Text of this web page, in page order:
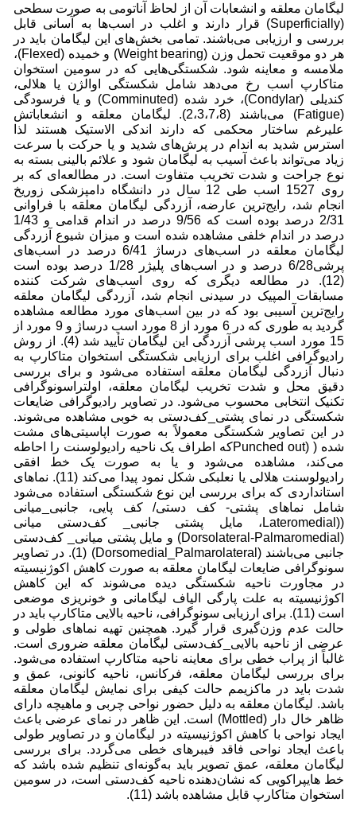
لیگامان معلقه و انشعابات آن از لحاظ آناتومی به صورت سطحی
(Superficially) قرار دارند و اغلب در اسب‌ها به آسانی قابل
بررسی و ارزیابی می‌باشند. تمامی بخش‌های این لیگامان باید در
هر دو موقعیت تحمل وزن (Weight bearing) و خمیده (Flexed)،
ملامسه و معاینه شود. شکستگی‌هایی که در سومین استخوان
متاکارپ اسب رخ می‌دهد شامل شکستگی اوالژن یا هلالی،
کندیلی (Condylar)، خرد شده (Comminuted) و یا فرسودگی
(Fatigue) می‌باشند (2،3،7،8). لیگامان معلقه و انشعاباتش
علیرغم ساختار محکمی که دارند اندکی الاستیک هستند لذا
استرس شدید به اندام در پرش‌های شدید و یا حرکت با سرعت
زیاد می‌تواند باعث آسیب به لیگامان شود و علائم بالینی بسته به
نوع جراحت و شدت تخریب متفاوت است. در مطالعه‌ای که بر
روی 1527 اسب طی 12 سال در دانشگاه دامپزشکی زوریخ
انجام شد، رایج‌ترین عارضه، آزردگی لیگامان معلقه با فراوانی
2/31 درصد بوده است که 9/56 درصد در اندام قدامی و 1/43
درصد در اندام خلفی مشاهده شده ‌است و میزان شیوع آزردگی
لیگامان معلقه در اسب‌های درساژ 6/41 درصد در اسب‌های
پرشی6/28 درصد و در اسب‌های پلیژر 1/28 درصد بوده است
(12). در مطالعه دیگری که روی اسب‌های شرکت کننده
مسابقات المپیک در سیدنی انجام شد، آزردگی لیگامان معلقه
رایج‌ترین آسیبی بود که در بین اسب‌های مورد مطالعه مشاهده
گردید به طوری که در 6 مورد از 8 مورد اسب درساژ و 9 مورد از
15 مورد اسب پرشی آزردگی این لیگامان تأیید شد (4). از روش
رادیوگرافی اغلب برای ارزیابی شکستگی استخوان متاکارپ به
دنبال آزردگی لیگامان معلقه استفاده می‌شود و برای بررسی
دقیق محل و شدت تخریب لیگامان معلقه، اولتراسونوگرافی
تکنیک انتخابی محسوب می‌شود. در تصاویر رادیوگرافی ضایعات
شکستگی در نمای پشتی_کف‌دستی به خوبی مشاهده می‌شوند.
در این تصاویر شکستگی معمولاً به صورت اپاسیتی‌های مشت
شده ( (Punched outکه اطراف یک ناحیه رادیولوسنت را احاطه
می‌کند، مشاهده می‌شود و یا به صورت یک خط افقی
رادیولوسنت هلالی یا نعلبکی شکل نمود پیدا می‌کند (11). نماهای
استانداردی که برای بررسی این نوع شکستگی استفاده می‌شود
شامل نماهای پشتی- کف دستی/ کف پایی، جانبی_میانی
((Lateromedial، مایل پشتی جانبی_ کف‌دستی میانی
(Dorsolateral-Palmaromedial) و مایل پشتی میانی_ کف‌دستی
جانبی می‌باشند (Dorsomedial_Palmarolateral) (1). در تصاویر
سونوگرافی ضایعات لیگامان معلقه به صورت کاهش اکوژنیسیته
در مجاورت ناحیه شکستگی دیده می‌شوند که این کاهش
اکوژنیسیته به علت پارگی الیاف لیگامانی و خونریزی موضعی
است (11). برای ارزیابی سونوگرافی، ناحیه بالایی متاکارپ باید در
حالت عدم وزن‌گیری قرار گیرد. همچنین تهیه نماهای طولی و
عرضی از ناحیه بالایی_کف‌دستی لیگامان معلقه ضروری است.
غالباً از پراب خطی برای معاینه ناحیه متاکارپ استفاده می‌شود.
برای بررسی لیگامان معلقه، فرکانس، ناحیه کانونی، عمق و
شدت باید در ماکزیمم حالت کیفی برای نمایش لیگامان معلقه
باشد. لیگامان معلقه به دلیل حضور نواحی چربی و ماهیچه دارای
ظاهر خال دار (Mottled) است. این ظاهر در نمای عرضی باعث
ایجاد نواحی با کاهش اکوژنیسیته در لیگامان و در تصاویر طولی
باعث ایجاد نواحی فاقد فیبرهای خطی می‌گردد. برای بررسی
لیگامان معلقه، عمق تصویر باید به‌گونه‌ای تنظیم شده باشد که
خط هایپراکویی که نشان‌دهنده ناحیه کف‌دستی است، در سومین
استخوان متاکارپ قابل مشاهده باشد (11).